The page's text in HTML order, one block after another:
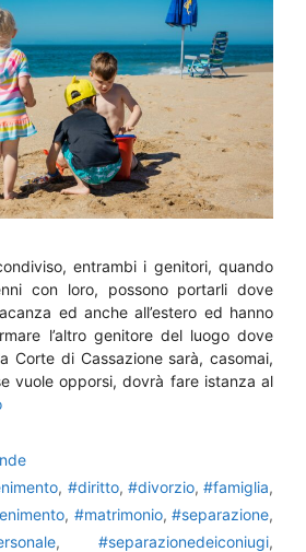
entrambi i genitori, quando
con loro, possono portarli dove
ed anche all’estero ed hanno
l’altro genitore del luogo dove
Corte di Cassazione sarà, casomai,
vuole opporsi, dovrà fare istanza al
, #diritto, #divorzio, #famiglia,
, #matrimonio, #separazione,
, #separazionedeiconiugi,